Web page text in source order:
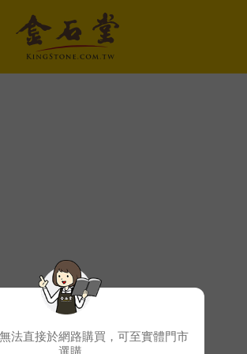
法直接於網路購買，可至實體門市
選購